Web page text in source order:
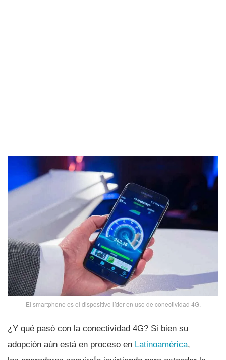
El smartphone es el dispositivo lí­der en uso de conectividad 4G.
¿Y qué pasó con la conectividad 4G? Si bien su
adopción aún está en proceso en Latinoamérica,